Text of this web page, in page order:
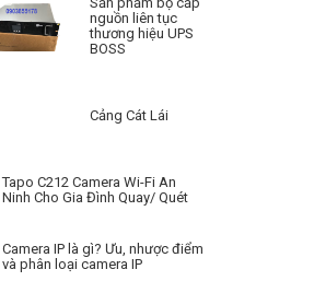
nguồn liên tục
thương hiệu UPS
BOSS
Cảng Cát Lái
Tapo C212 Camera Wi-Fi An
Ninh Cho Gia Đình Quay/ Quét
Camera IP là gì? Ưu, nhược điểm
và phân loại camera IP